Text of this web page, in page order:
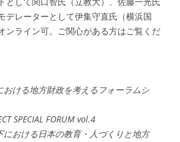
デレーターとして伊集守直氏（横浜国
ンライン可。ご関心がある方はご覧くだ
おける地方財政を考えるフォーラムシ
SPECIAL FORUM vol.4
における日本の教育・人づくりと地方